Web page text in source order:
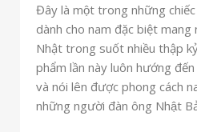
Đây là một trong những
dành cho nam đặc biệt
Nhật trong suốt nhiều thập
phẩm lần này luôn hướng
và nói lên được phong cách
những người đàn ông Nhật